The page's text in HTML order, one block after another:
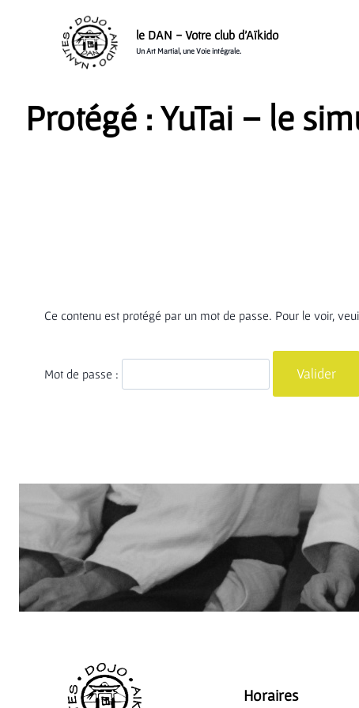
le DAN - Votre club d'Aïkido
Un Art Martial, une Voie intégrale.
Protégé : YuTai – le
Ce contenu est protégé par un mot de passe. Pour le voir,
Mot de passe :
Horaires